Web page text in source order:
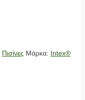
Πισίνες Μάρκα: Intex®